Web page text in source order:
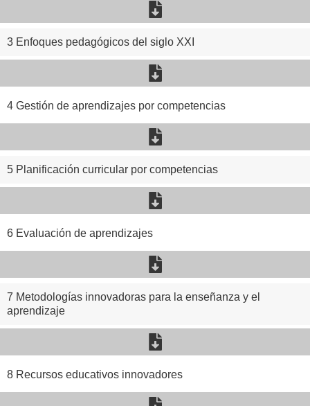
3 Enfoques pedagógicos del siglo XXI
4 Gestión de aprendizajes por competencias
5 Planificación curricular por competencias
6 Evaluación de aprendizajes
7 Metodologías innovadoras para la enseñanza y el
aprendizaje
8 Recursos educativos innovadores